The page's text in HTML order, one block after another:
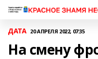
ДАТА 20 АПРЕЛЯ 2022, 07:35
На смену